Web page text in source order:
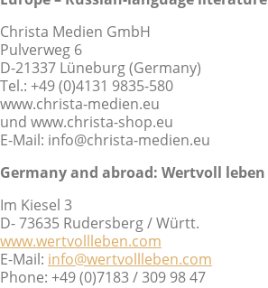
Christa Medien GmbH
Pulverweg 6
D-21337 Lüneburg (Germany)
Tel.: +49 (0)4131 9835-580
www.christa-medien.eu
und www.christa-shop.eu
E-Mail: info@christa-medien.eu
Germany and abroad: Wertvoll leben
Im Kiesel 3
D- 73635 Rudersberg / Württ.
www.wertvollleben.com
E-Mail: info@wertvollleben.com
Phone: +49 (0)7183 / 309 98 47